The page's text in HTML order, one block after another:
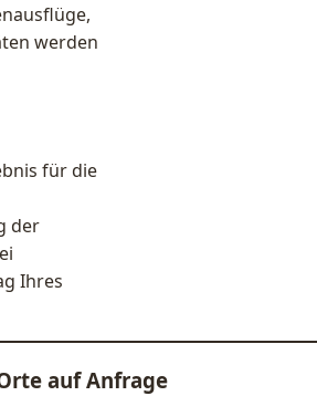
werden
für die
der
Ihres
auf Anfrage